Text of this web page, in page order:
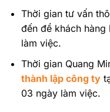
Thời gian tư vấn
đến để khách
làm việc.
Thời gian Quang
thành lập công ty
03 ngày làm việc.